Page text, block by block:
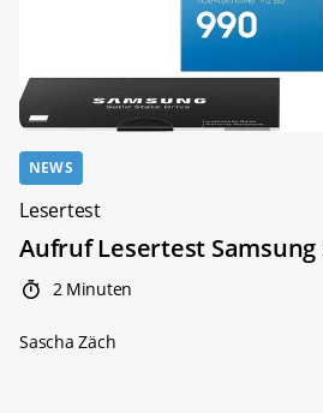
NEWS
Lesertest
Aufruf Lesertest Samsung
2 Minuten
Sascha Zäch